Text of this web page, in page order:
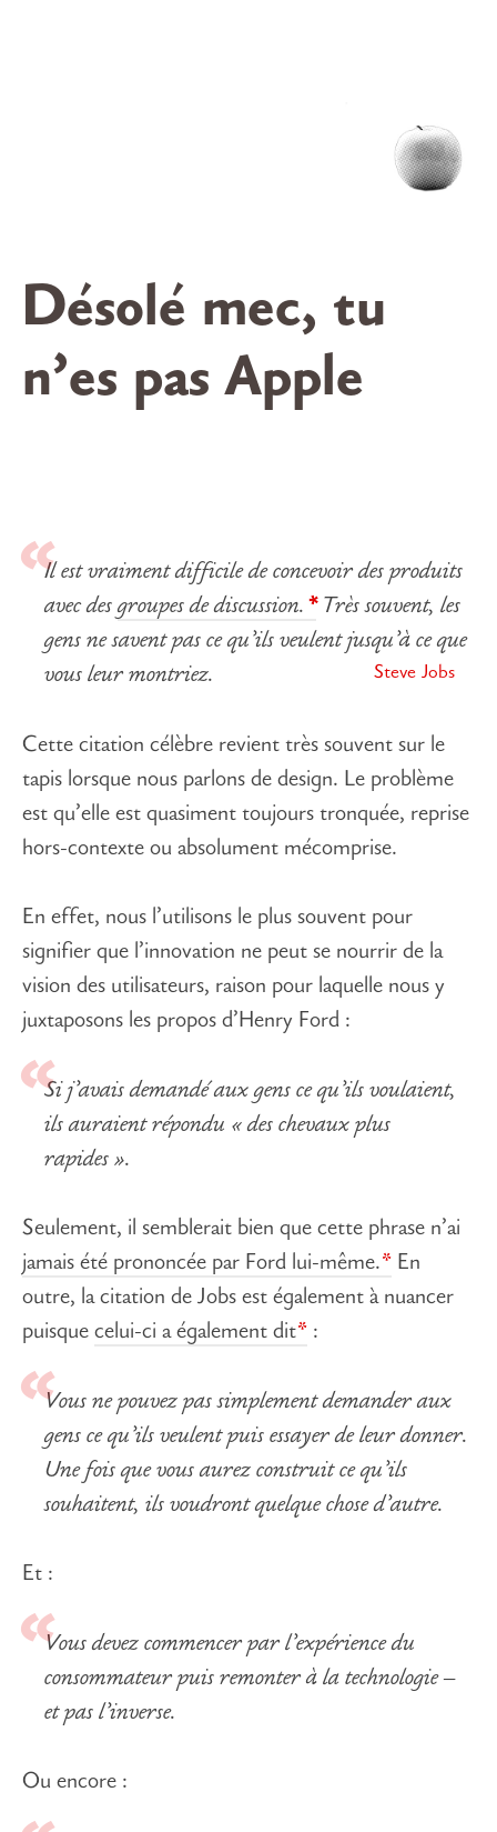
Désolé mec, tu
n’es pas Apple
Il est vraiment difficile de concevoir des produits
avec des groupes de discussion. Très souvent, les
gens ne savent pas ce qu’ils veulent jusqu’à ce que
vous leur montriez.
Steve Jobs
Cette citation célèbre revient très souvent sur le
tapis lorsque nous parlons de design. Le problème
est qu’elle est quasiment toujours tronquée, reprise
hors-contexte ou absolument mécomprise.
En effet, nous l’utilisons le plus souvent pour
signifier que l’innovation ne peut se nourrir de la
vision des utilisateurs, raison pour laquelle nous y
juxtaposons les propos d’Henry Ford :
Si j’avais demandé aux gens ce qu’ils voulaient,
ils auraient répondu « des chevaux plus
rapides ».
Seulement, il semblerait bien que cette phrase n’ai
jamais été prononcée par Ford lui-même. En
outre, la citation de Jobs est également à nuancer
puisque celui-ci a également dit :
Vous ne pouvez pas simplement demander aux
gens ce qu’ils veulent puis essayer de leur donner.
Une fois que vous aurez construit ce qu’ils
souhaitent, ils voudront quelque chose d’autre.
Et :
Vous devez commencer par l’expérience du
consommateur puis remonter à la technologie –
et pas l’inverse.
Ou encore :